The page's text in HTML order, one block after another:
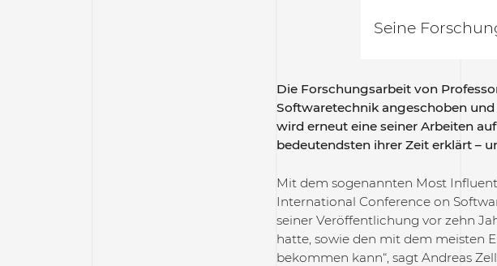
Seine
Die Forschungsarbeit von
Softwaretechnik angeschoben
wird erneut eine seiner Arbeiten
bedeutendsten ihrer Zeit erklärt –
Mit dem sogenannten Most
International Conference on
seiner Veröffentlichung vor zehn
hatte, sowie den mit dem meisten
bekommen kann“, sagt Andreas